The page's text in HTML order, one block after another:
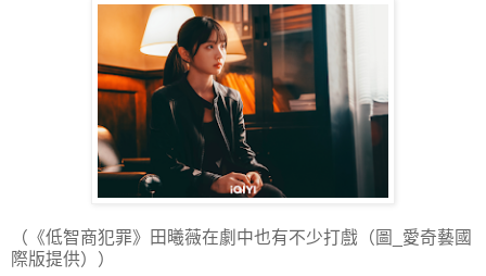
（《低智商犯罪》田曦薇在劇中也有不少打戲（圖_愛奇藝國
際版提供））